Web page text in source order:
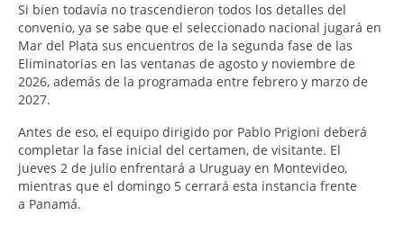
Si bien todavía no trascendieron todos los detalles del
convenio, ya se sabe que el seleccionado nacional jugará en
Mar del Plata sus encuentros de la segunda fase de las
Eliminatorias en las ventanas de agosto y noviembre de
2026, además de la programada entre febrero y marzo de
2027.
Antes de eso, el equipo dirigido por Pablo Prigioni deberá
completar la fase inicial del certamen, de visitante. El
jueves 2 de julio enfrentará a Uruguay en Montevideo,
mientras que el domingo 5 cerrará esta instancia frente
a Panamá.